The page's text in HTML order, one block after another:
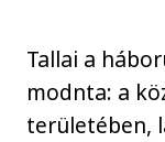
Tallai a
modnta: a
területében,